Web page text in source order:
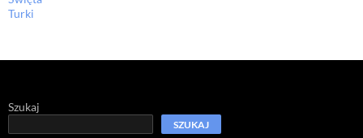
Turki
Szukaj
SZUKAJ